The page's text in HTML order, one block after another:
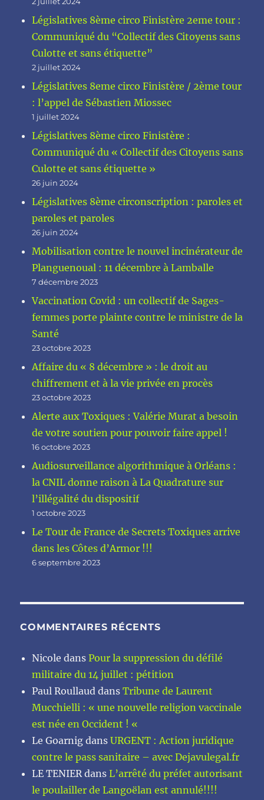
Législatives 8ème circo Finistère 2eme tour :
Communiqué du “Collectif des Citoyens sans
Culotte et sans étiquette”
2 juillet 2024
Législatives 8eme circo Finistère / 2ème tour
: l’appel de Sébastien Miossec
1 juillet 2024
Législatives 8ème circo Finistère :
Communiqué du « Collectif des Citoyens sans
Culotte et sans étiquette »
26 juin 2024
Législatives 8ème circonscription : paroles et
paroles et paroles
26 juin 2024
Mobilisation contre le nouvel incinérateur de
Planguenoual : 11 décembre à Lamballe
7 décembre 2023
Vaccination Covid : un collectif de Sages-
femmes porte plainte contre le ministre de la
Santé
23 octobre 2023
Affaire du « 8 décembre » : le droit au
chiffrement et à la vie privée en procès
23 octobre 2023
Alerte aux Toxiques : Valérie Murat a besoin
de votre soutien pour pouvoir faire appel !
16 octobre 2023
Audiosurveillance algorithmique à Orléans :
la CNIL donne raison à La Quadrature sur
l’illégalité du dispositif
1 octobre 2023
Le Tour de France de Secrets Toxiques arrive
dans les Côtes d’Armor !!!
6 septembre 2023
COMMENTAIRES RÉCENTS
Nicole dansPour la suppression du défilé
militaire du 14 juillet : pétition
Paul Roullaud dansTribune de Laurent
Mucchielli : « une nouvelle religion vaccinale
est née en Occident ! «
Le Goarnig dansURGENT : Action juridique
contre le pass sanitaire – avec Dejavulegal.fr
LE TENIERdansL’arrêté du préfet autorisant
le poulailler de Langoëlan est annulé!!!!